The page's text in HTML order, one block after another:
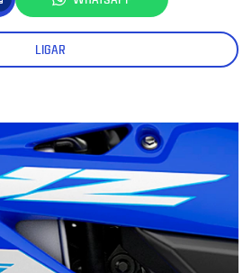
LIGAR